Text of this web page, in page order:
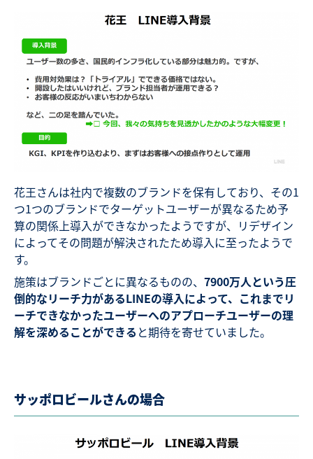
花王さんは社内で複数のブランドを保有しており、その1
つ1つのブランドでターゲットユーザーが異なるため予
算の関係上導入ができなかったようですが、リデザイン
によってその問題が解決されたため導入に至ったようで
す。
施策はブランドごとに異なるものの、 7900万人という圧
倒的なリーチ力があるLINEの導入によって、これまでリ
ーチできなかったユーザーへのアプローチユーザーの理
解を深めることができる と期待を寄せていました。
サッポロビールさんの場合